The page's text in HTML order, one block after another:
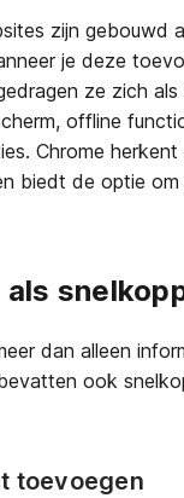
zijn gebouwd
je deze
ze zich
offline
Chrome herkent
biedt de optie
dan alleen
ook
toevoegen